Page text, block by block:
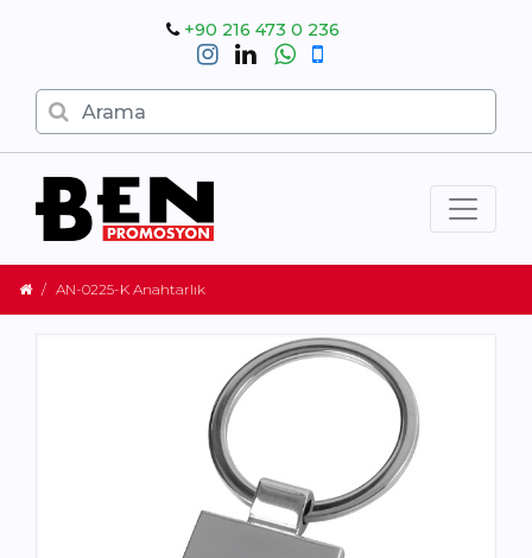
+90 216 473 0 236
AN-0225-K Anahtarlık